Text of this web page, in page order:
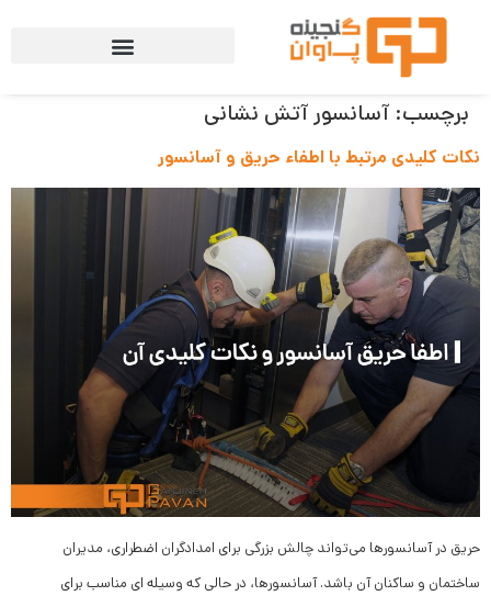
برچسب: آسانسور آتش نشانی
نکات کلیدی مرتبط با اطفاء حریق و آسانسور
حریق در آسانسورها می‌تواند چالش بزرگی برای امدادگران اضطراری، مدیران
ساختمان و ساکنان آن باشد. آسانسورها، در حالی که وسیله ای مناسب برای